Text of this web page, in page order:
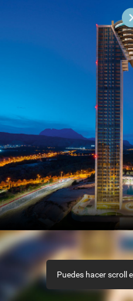
REHABILITACIÓN
Edificio ‘LaLoza’, en Las
GranCanaria
URBANISMO
Recuperaciónde laaldea
deRuesta,en Zaragoza
Puedes hacer scroll